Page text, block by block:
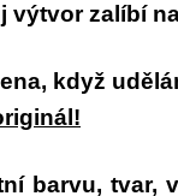
výtvor zalíbí
když
barvu,